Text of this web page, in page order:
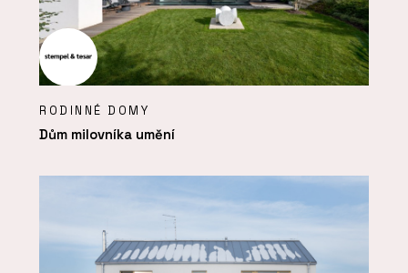
RODINNÉ DOMY
Dům milovníka umění